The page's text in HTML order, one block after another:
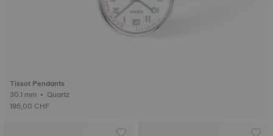
Tissot Pendants
30.1 mm • Quartz
195,00 CHF